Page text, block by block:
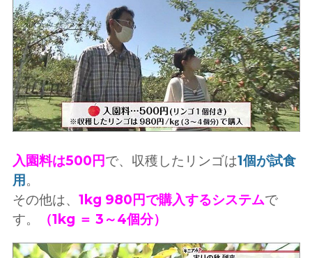
入園料は500円で、収穫したリンゴは1個が試食
用。
その他は、 1kg 980円で購入するシステムで
す。
（1kg ＝ 3～4個分）